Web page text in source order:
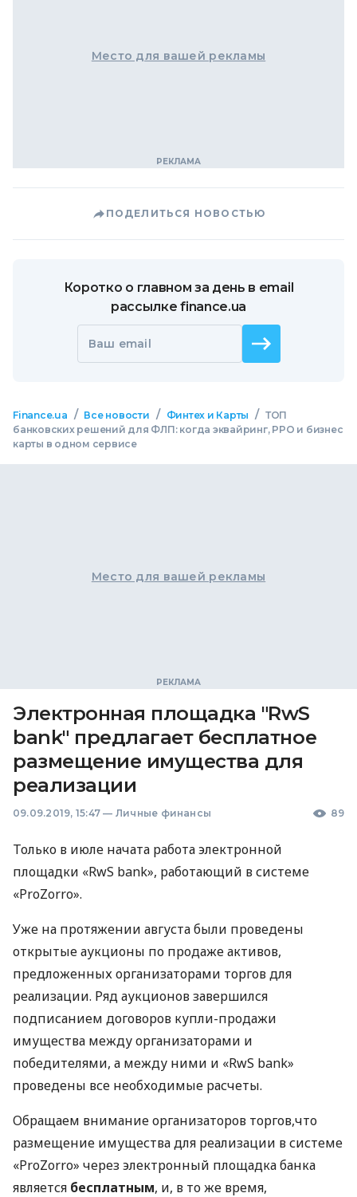
Место для вашей рекламы
ПОДЕЛИТЬСЯ НОВОСТЬЮ
Коротко о главном за день в email
рассылке finance.ua
Ваш email
Finance.ua / Все новости / Финтех и Карты / ТОП
банковских решений для ФЛП: когда эквайринг, РРО и бизнес
карты в одном сервисе
Место для вашей рекламы
Электронная площадка "RwS
bank" предлагает бесплатное
размещение имущества для
реализации
09.09.2019, 15:47 — Личные финансы 89
Только в июле начата работа электронной
площадки «RwS bank», работающий в системе
«ProZorro».
Уже на протяжении августа были проведены
открытые аукционы по продаже активов,
предложенных организаторами торгов для
реализации. Ряд аукционов завершился
подписанием договоров купли-продажи
имущества между организаторами и
победителями, а между ними и «RwS bank»
проведены все необходимые расчеты.
Обращаем внимание организаторов торгов,что
размещение имущества для реализации в системе
«ProZorro» через электронный площадка банка
является бесплатным, и, в то же время,